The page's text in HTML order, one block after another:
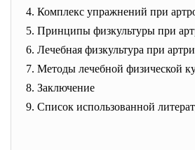
4. Комплекс упражнений при
5. Принципы физкультуры при
6. Лечебная физкультура при
7. Методы лечебной физической
8. Заключение
9. Список использованной